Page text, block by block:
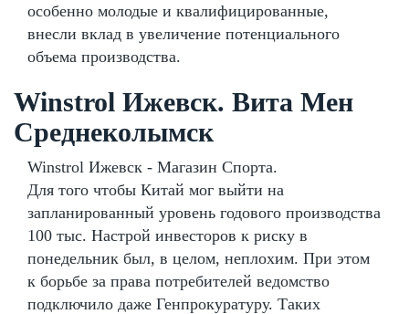
особенно молодые и квалифицированные,
внесли вклад в увеличение потенциального
объема производства.
Winstrol Ижевск. Вита Мен
Среднеколымск
Winstrol Ижевск - Магазин Спорта.
Для того чтобы Китай мог выйти на
запланированный уровень годового производства
100 тыс. Настрой инвесторов к риску в
понедельник был, в целом, неплохим. При этом
к борьбе за права потребителей ведомство
подключило даже Генпрокуратуру. Таких